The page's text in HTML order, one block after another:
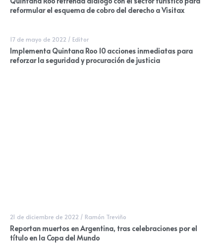
reformular el esquema de cobro del derecho a Visitax
17 de mayo de 2022 / Editor
Implementa Quintana Roo 10 acciones inmediatas para
reforzar la seguridad y procuración de justicia
21 de diciembre de 2022 / Ramón Treviño
Reportan muertos en Argentina, tras celebraciones por el
título en la Copa del Mundo